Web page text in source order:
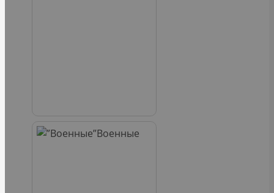
Военные